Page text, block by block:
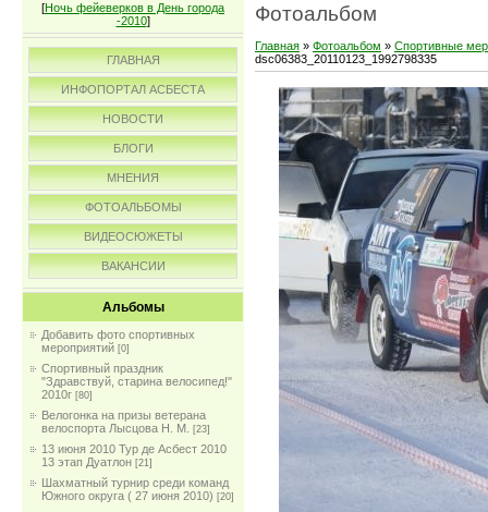
[Ночь фейеверков в День города
-2010]
ГЛАВНАЯ
ИНФОПОРТАЛ АСБЕСТА
НОВОСТИ
БЛОГИ
МНЕНИЯ
ФОТОАЛЬБОМЫ
ВИДЕОСЮЖЕТЫ
ВАКАНСИИ
Альбомы
Добавить фото спортивных
мероприятий [0]
Спортивный праздник
"Здравствуй, старина велосипед!"
2010г [80]
Велогонка на призы ветерана
велоспорта Лысцова Н. М.
[23]
13 июня 2010 Тур де Асбест 2010
13 этап Дуатлон [21]
Шахматный турнир среди команд
Южного округа ( 27 июня 2010) [20]
Фотоальбом
Главная » Фотоальбом » Спортивные
dsc06383_20110123_1992798335